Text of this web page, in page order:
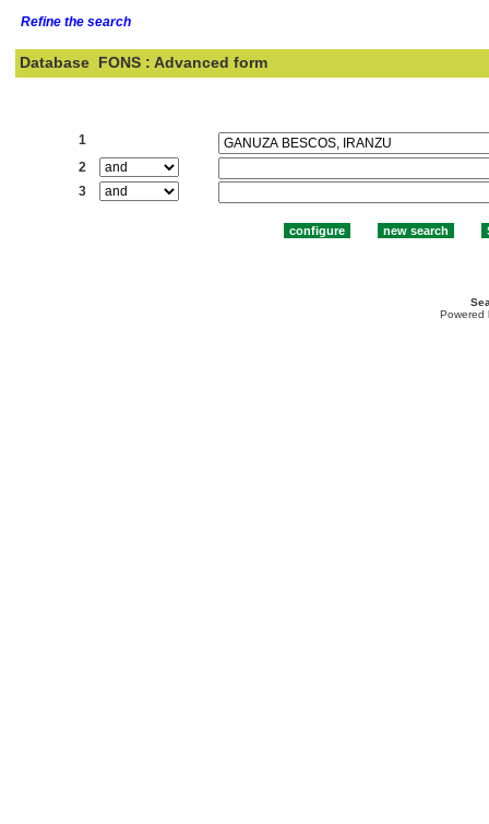
Refine the search
Database FONS : Advanced form
1
2
3